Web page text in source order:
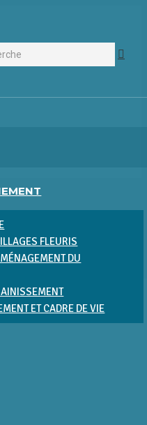
FLEURIS
DU
ET CADRE DE VIE